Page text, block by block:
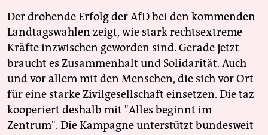
Der drohende Erfolg der AfD bei den kommenden
Landtagswahlen zeigt, wie stark rechtsextreme
Kräfte inzwischen geworden sind. Gerade jetzt
braucht es Zusammenhalt und Solidarität. Auch
und vor allem mit den Menschen, die sich vor Ort
für eine starke Zivilgesellschaft einsetzen. Die taz
kooperiert deshalb mit "Alles beginnt im
Zentrum". Die Kampagne unterstützt bundesweit